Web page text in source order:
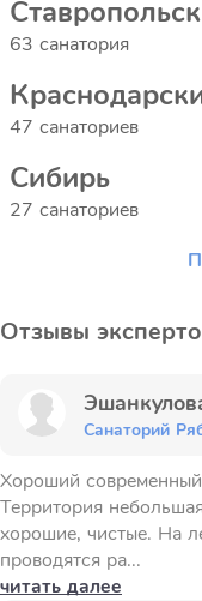
63 санатория
47 санаториев
Сибирь
27 санаториев
Отзывы
Санаторий
Хороший
Территория
хорошие, чистые. На
проводятся ра...
читать далее